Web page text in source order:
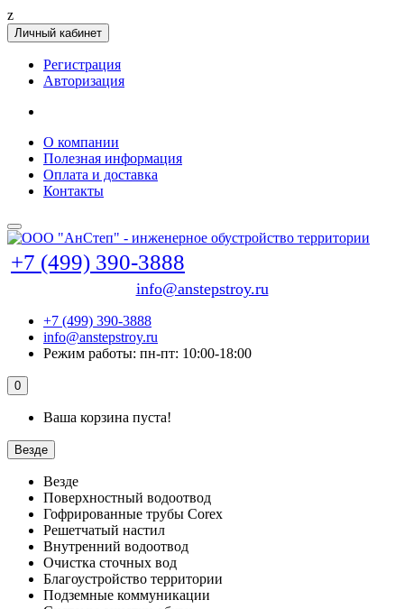
z
Личный кабинет
Регистрация
Авторизация
О компании
Полезная информация
Оплата и доставка
Контакты
+7 (499) 390-3888
info@anstepstroy.ru
+7 (499) 390-3888
info@anstepstroy.ru
Режим работы: пн-пт: 10:00-18:00
0
Ваша корзина пуста!
Везде
Везде
Поверхностный водоотвод
Гофрированные трубы Corex
Решетчатый настил
Внутренний водоотвод
Очистка сточных вод
Благоустройство территории
Подземные коммуникации